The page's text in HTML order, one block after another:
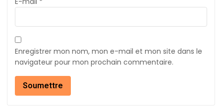
Enregistrer mon nom, mon e-mail et mon site dans le
navigateur pour mon prochain commentaire.